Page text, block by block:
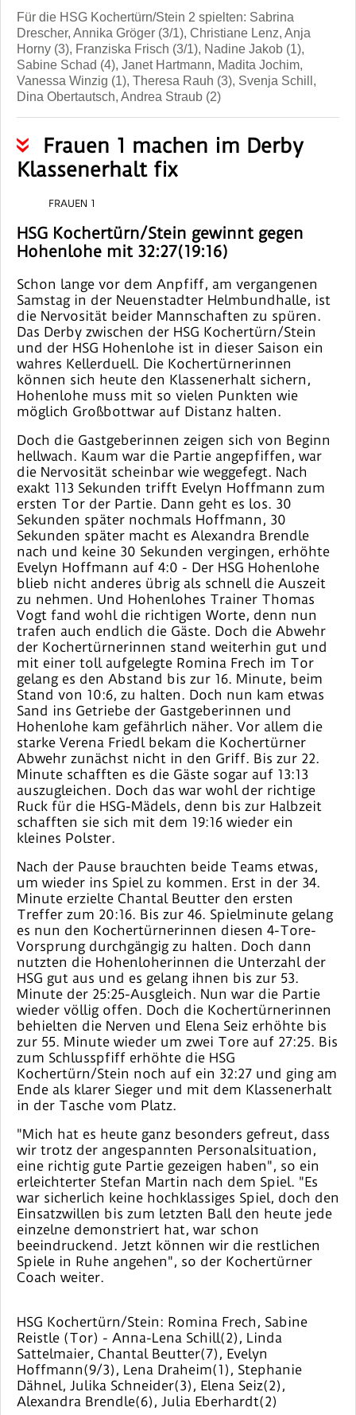
Für die HSG Kochertürn/Stein 2 spielten: Sabrina
Drescher, Annika Gröger (3/1), Christiane Lenz, Anja
Horny (3), Franziska Frisch (3/1), Nadine Jakob (1),
Sabine Schad (4), Janet Hartmann, Madita Jochim,
Vanessa Winzig (1), Theresa Rauh (3), Svenja Schill,
Dina Obertautsch, Andrea Straub (2)
Frauen 1 machen im Derby
Klassenerhalt fix
FRAUEN 1
HSG Kochertürn/Stein gewinnt gegen
Hohenlohe mit 32:27(19:16)
Schon lange vor dem Anpfiff, am vergangenen
Samstag in der Neuenstadter Helmbundhalle, ist
die Nervosität beider Mannschaften zu spüren.
Das Derby zwischen der HSG Kochertürn/Stein
und der HSG Hohenlohe ist in dieser Saison ein
wahres Kellerduell. Die Kochertürnerinnen
können sich heute den Klassenerhalt sichern,
Hohenlohe muss mit so vielen Punkten wie
möglich Großbottwar auf Distanz halten.
Doch die Gastgeberinnen zeigen sich von Beginn
hellwach. Kaum war die Partie angepfiffen, war
die Nervosität scheinbar wie weggefegt. Nach
exakt 113 Sekunden trifft Evelyn Hoffmann zum
ersten Tor der Partie. Dann geht es los. 30
Sekunden später nochmals Hoffmann, 30
Sekunden später macht es Alexandra Brendle
nach und keine 30 Sekunden vergingen, erhöhte
Evelyn Hoffmann auf 4:0 - Der HSG Hohenlohe
blieb nicht anderes übrig als schnell die Auszeit
zu nehmen. Und Hohenlohes Trainer Thomas
Vogt fand wohl die richtigen Worte, denn nun
trafen auch endlich die Gäste. Doch die Abwehr
der Kochertürnerinnen stand weiterhin gut und
mit einer toll aufgelegte Romina Frech im Tor
gelang es den Abstand bis zur 16. Minute, beim
Stand von 10:6, zu halten. Doch nun kam etwas
Sand ins Getriebe der Gastgeberinnen und
Hohenlohe kam gefährlich näher. Vor allem die
starke Verena Friedl bekam die Kochertürner
Abwehr zunächst nicht in den Griff. Bis zur 22.
Minute schafften es die Gäste sogar auf 13:13
auszugleichen. Doch das war wohl der richtige
Ruck für die HSG-Mädels, denn bis zur Halbzeit
schafften sie sich mit dem 19:16 wieder ein
kleines Polster.
Nach der Pause brauchten beide Teams etwas,
um wieder ins Spiel zu kommen. Erst in der 34.
Minute erzielte Chantal Beutter den ersten
Treffer zum 20:16. Bis zur 46. Spielminute gelang
es nun den Kochertürnerinnen diesen 4-Tore-
Vorsprung durchgängig zu halten. Doch dann
nutzten die Hohenloherinnen die Unterzahl der
HSG gut aus und es gelang ihnen bis zur 53.
Minute der 25:25-Ausgleich. Nun war die Partie
wieder völlig offen. Doch die Kochertürnerinnen
behielten die Nerven und Elena Seiz erhöhte bis
zur 55. Minute wieder um zwei Tore auf 27:25. Bis
zum Schlusspfiff erhöhte die HSG
Kochertürn/Stein noch auf ein 32:27 und ging am
Ende als klarer Sieger und mit dem Klassenerhalt
in der Tasche vom Platz.
"Mich hat es heute ganz besonders gefreut, dass
wir trotz der angespannten Personalsituation,
eine richtig gute Partie gezeigen haben", so ein
erleichterter Stefan Martin nach dem Spiel. "Es
war sicherlich keine hochklassiges Spiel, doch den
Einsatzwillen bis zum letzten Ball den heute jede
einzelne demonstriert hat, war schon
beeindruckend. Jetzt können wir die restlichen
Spiele in Ruhe angehen", so der Kochertürner
Coach weiter.
HSG Kochertürn/Stein: Romina Frech, Sabine
Reistle (Tor) - Anna-Lena Schill(2), Linda
Sattelmaier, Chantal Beutter(7), Evelyn
Hoffmann(9/3), Lena Draheim(1), Stephanie
Dähnel, Julika Schneider(3), Elena Seiz(2),
Alexandra Brendle(6), Julia Eberhardt(2)